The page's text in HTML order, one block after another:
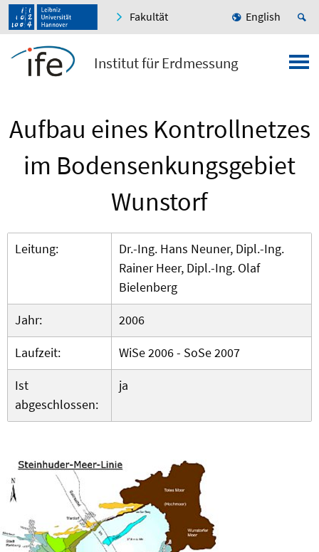
Fakultät English
Institut für Erdmessung
Aufbau eines Kontrollnetzes
im Bodensenkungsgebiet
Wunstorf
Leitung:
Dr.-Ing. Hans Neuner, Dipl.-Ing.
Rainer Heer, Dipl.-Ing. Olaf
Bielenberg
Jahr:
2006
Laufzeit:
WiSe 2006 - SoSe 2007
Ist
abgeschlossen:
ja